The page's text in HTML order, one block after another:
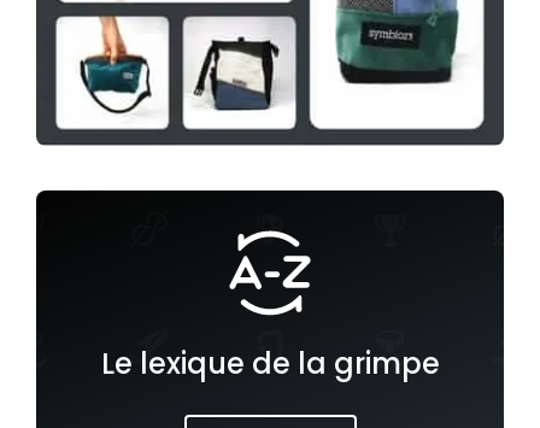
Le lexique de la grimpe